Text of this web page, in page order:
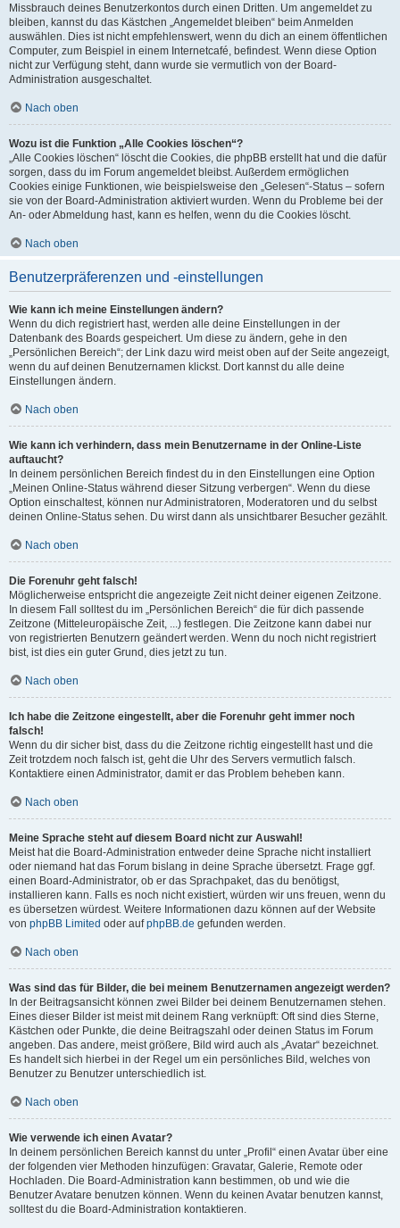
Missbrauch deines Benutzerkontos durch einen Dritten. Um angemeldet zu
bleiben, kannst du das Kästchen „Angemeldet bleiben“ beim Anmelden
auswählen. Dies ist nicht empfehlenswert, wenn du dich an einem öffentlichen
Computer, zum Beispiel in einem Internetcafé, befindest. Wenn diese Option
nicht zur Verfügung steht, dann wurde sie vermutlich von der Board-
Administration ausgeschaltet.
Nach oben
Wozu ist die Funktion „Alle Cookies löschen“?
„Alle Cookies löschen“ löscht die Cookies, die phpBB erstellt hat und die dafür
sorgen, dass du im Forum angemeldet bleibst. Außerdem ermöglichen
Cookies einige Funktionen, wie beispielsweise den „Gelesen“-Status – sofern
sie von der Board-Administration aktiviert wurden. Wenn du Probleme bei der
An- oder Abmeldung hast, kann es helfen, wenn du die Cookies löscht.
Nach oben
Benutzerpräferenzen und -einstellungen
Wie kann ich meine Einstellungen ändern?
Wenn du dich registriert hast, werden alle deine Einstellungen in der
Datenbank des Boards gespeichert. Um diese zu ändern, gehe in den
„Persönlichen Bereich“; der Link dazu wird meist oben auf der Seite angezeigt,
wenn du auf deinen Benutzernamen klickst. Dort kannst du alle deine
Einstellungen ändern.
Nach oben
Wie kann ich verhindern, dass mein Benutzername in der Online-Liste
auftaucht?
In deinem persönlichen Bereich findest du in den Einstellungen eine Option
„Meinen Online-Status während dieser Sitzung verbergen“. Wenn du diese
Option einschaltest, können nur Administratoren, Moderatoren und du selbst
deinen Online-Status sehen. Du wirst dann als unsichtbarer Besucher gezählt.
Nach oben
Die Forenuhr geht falsch!
Möglicherweise entspricht die angezeigte Zeit nicht deiner eigenen Zeitzone.
In diesem Fall solltest du im „Persönlichen Bereich“ die für dich passende
Zeitzone (Mitteleuropäische Zeit, ...) festlegen. Die Zeitzone kann dabei nur
von registrierten Benutzern geändert werden. Wenn du noch nicht registriert
bist, ist dies ein guter Grund, dies jetzt zu tun.
Nach oben
Ich habe die Zeitzone eingestellt, aber die Forenuhr geht immer noch
falsch!
Wenn du dir sicher bist, dass du die Zeitzone richtig eingestellt hast und die
Zeit trotzdem noch falsch ist, geht die Uhr des Servers vermutlich falsch.
Kontaktiere einen Administrator, damit er das Problem beheben kann.
Nach oben
Meine Sprache steht auf diesem Board nicht zur Auswahl!
Meist hat die Board-Administration entweder deine Sprache nicht installiert
oder niemand hat das Forum bislang in deine Sprache übersetzt. Frage ggf.
einen Board-Administrator, ob er das Sprachpaket, das du benötigst,
installieren kann. Falls es noch nicht existiert, würden wir uns freuen, wenn du
es übersetzen würdest. Weitere Informationen dazu können auf der Website
von phpBB Limited oder aufphpBB.de gefunden werden.
Nach oben
Was sind das für Bilder, die bei meinem Benutzernamen angezeigt werden?
In der Beitragsansicht können zwei Bilder bei deinem Benutzernamen stehen.
Eines dieser Bilder ist meist mit deinem Rang verknüpft: Oft sind dies Sterne,
Kästchen oder Punkte, die deine Beitragszahl oder deinen Status im Forum
angeben. Das andere, meist größere, Bild wird auch als „Avatar“ bezeichnet.
Es handelt sich hierbei in der Regel um ein persönliches Bild, welches von
Benutzer zu Benutzer unterschiedlich ist.
Nach oben
Wie verwende ich einen Avatar?
In deinem persönlichen Bereich kannst du unter „Profil“ einen Avatar über eine
der folgenden vier Methoden hinzufügen: Gravatar, Galerie, Remote oder
Hochladen. Die Board-Administration kann bestimmen, ob und wie die
Benutzer Avatare benutzen können. Wenn du keinen Avatar benutzen kannst,
solltest du die Board-Administration kontaktieren.